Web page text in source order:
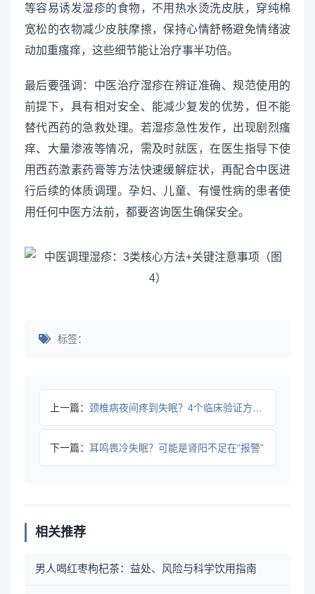
等容易诱发湿疹的食物，不用热水烫洗皮肤，穿纯棉
宽松的衣物减少皮肤摩擦，保持心情舒畅避免情绪波
动加重瘙痒，这些细节能让治疗事半功倍。
最后要强调：中医治疗湿疹在辨证准确、规范使用的
前提下，具有相对安全、能减少复发的优势，但不能
替代西药的急救处理。若湿疹急性发作，出现剧烈瘙
痒、大量渗液等情况，需及时就医，在医生指导下使
用西药激素药膏等方法快速缓解症状，再配合中医进
行后续的体质调理。孕妇、儿童、有慢性病的患者使
用任何中医方法前，都要咨询医生确保安全。
标签：
上一篇： 颈椎病夜间疼到失眠？4个临床验证方法帮你睡安稳
下一篇： 耳鸣畏冷失眠？可能是肾阳不足在“报警”
相关推荐
男人喝红枣枸杞茶：益处、风险与科学饮用指南